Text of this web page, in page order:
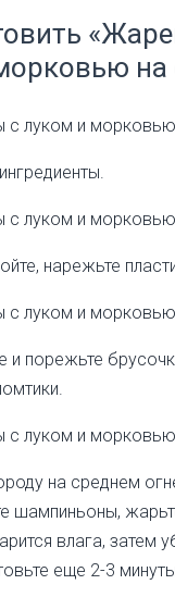
на
нарежьте
и порежьте
на среднем
шампиньоны,
влага, затем
еще 2-3